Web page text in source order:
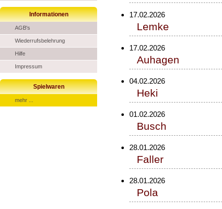
Informationen
AGB's
Wiederrufsbelehrung
Hilfe
Impressum
Spielwaren
mehr ...
17.02.2026
Lemke
17.02.2026
Auhagen
04.02.2026
Heki
01.02.2026
Busch
28.01.2026
Faller
28.01.2026
Pola